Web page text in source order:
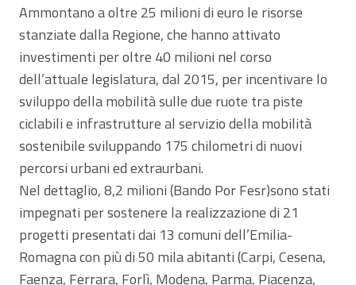
Ammontano a oltre 25 milioni di euro le risorse
stanziate dalla Regione, che hanno attivato
investimenti per oltre 40 milioni nel corso
dell’attuale legislatura, dal 2015, per incentivare lo
sviluppo della mobilità sulle due ruote tra piste
ciclabili e infrastrutture al servizio della mobilità
sostenibile sviluppando 175 chilometri di nuovi
percorsi urbani ed extraurbani.
Nel dettaglio, 8,2 milioni (Bando Por Fesr)sono stati
impegnati per sostenere la realizzazione di 21
progetti presentati dai 13 comuni dell’Emilia-
Romagna con più di 50 mila abitanti (Carpi, Cesena,
Faenza, Ferrara, Forlì, Modena, Parma, Piacenza,